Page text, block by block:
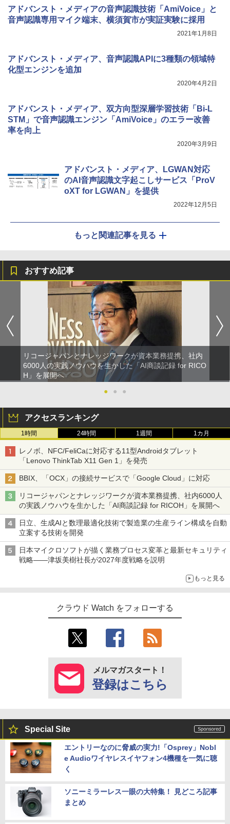
アドバンスト・メディアの音声認識技術「AmiVoice」と
音声認識専用マイク端末、横須賀市が実証実験に採用
2021年1月8日
アドバンスト・メディア、音声認識APIに3種類の領域特
化型エンジンを追加
2020年4月2日
アドバンスト・メディア、双方向型深層学習技術「Bi-L
STM」で音声認識エンジン「AmiVoice」のエラー改善
率を向上
2020年3月9日
アドバンスト・メディア、LGWAN対応
のAI音声認識文字起こしサービス「ProV
oXT for LGWAN」を提供
2022年12月5日
もっと関連記事を見る
おすすめ記事
リコージャパンとナレッジワークが資本業務提携、社内
6000人の実践ノウハウを生かした「AI商談記録 for RICO
H」を展開へ
●
● ●
アクセスランキング
1時間 24時間 1週間 1カ月
レノボ、NFC/FeliCaに対応する11型Androidタブレット
「Lenovo ThinkTab X11 Gen 1」を発売
BBIX、「OCX」の接続サービスで「Google Cloud」に対応
リコージャパンとナレッジワークが資本業務提携、社内6000人
の実践ノウハウを生かした「AI商談記録 for RICOH」を展開へ
日立、生成AIと数理最適化技術で製造業の生産ライン構成を自動
立案する技術を開発
日本マイクロソフトが描く業務プロセス変革と最新セキュリティ
戦略――津坂美樹社長が2027年度戦略を説明
もっと見る
クラウド Watch をフォローする
メルマガスタート！
登録はこちら
Special Site
エントリーなのに脅威の実力!「Osprey」Nobl
e Audioワイヤレスイヤフォン4機種を一気に聴
く
ソニーミラーレス一眼の大特集！ 見どころ記事
まとめ